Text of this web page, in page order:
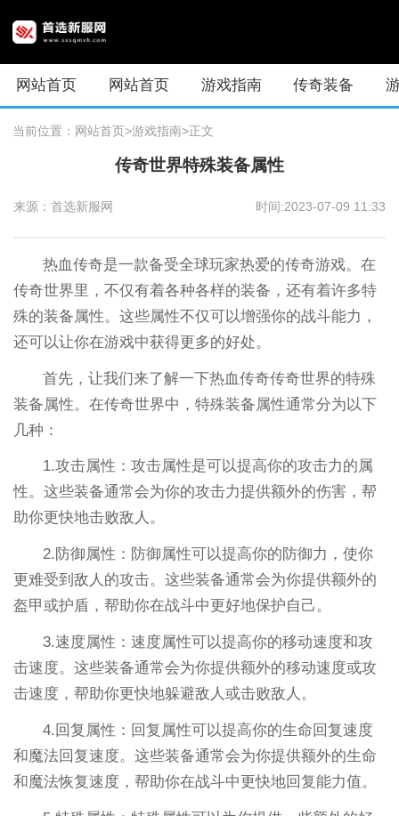
网站首页 网站首页 游戏指南 传奇装备
当前位置： 网站首页>游戏指南>正文
传奇世界特殊装备属性
来源：首选新服网 时间:2023-07-09 11:33
热血传奇是一款备受全球玩家热爱的传奇游戏。在
传奇世界里，不仅有着各种各样的装备，还有着许多特
殊的装备属性。这些属性不仅可以增强你的战斗能力，
还可以让你在游戏中获得更多的好处。
首先，让我们来了解一下热血传奇传奇世界的特殊
装备属性。在传奇世界中，特殊装备属性通常分为以下
几种：
1.攻击属性：攻击属性是可以提高你的攻击力的属
性。这些装备通常会为你的攻击力提供额外的伤害，帮
助你更快地击败敌人。
2.防御属性：防御属性可以提高你的防御力，使你
更难受到敌人的攻击。这些装备通常会为你提供额外的
盔甲或护盾，帮助你在战斗中更好地保护自己。
3.速度属性：速度属性可以提高你的移动速度和攻
击速度。这些装备通常会为你提供额外的移动速度或攻
击速度，帮助你更快地躲避敌人或击败敌人。
4.回复属性：回复属性可以提高你的生命回复速度
和魔法回复速度。这些装备通常会为你提供额外的生命
和魔法恢复速度，帮助你在战斗中更快地回复能力值。